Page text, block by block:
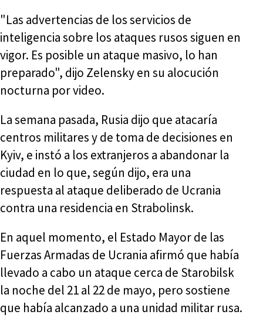
"Las advertencias de los servicios de
inteligencia sobre los ataques rusos siguen en
vigor. Es posible un ataque masivo, lo han
preparado", dijo Zelensky en su alocución
nocturna por video.
La semana pasada, Rusia dijo que atacaría
centros militares y de toma de decisiones en
Kyiv, e instó a los extranjeros a abandonar la
ciudad en lo que, según dijo, era una
respuesta al ataque deliberado de Ucrania
contra una residencia en Strabolinsk.
En aquel momento, el Estado Mayor de las
Fuerzas Armadas de Ucrania afirmó que había
llevado a cabo un ataque cerca de Starobilsk
la noche del 21 al 22 de mayo, pero sostiene
que había alcanzado a una unidad militar rusa.